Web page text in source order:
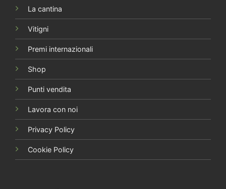
La cantina
Vitigni
Premi internazionali
Shop
Punti vendita
Lavora con noi
Privacy Policy
Cookie Policy